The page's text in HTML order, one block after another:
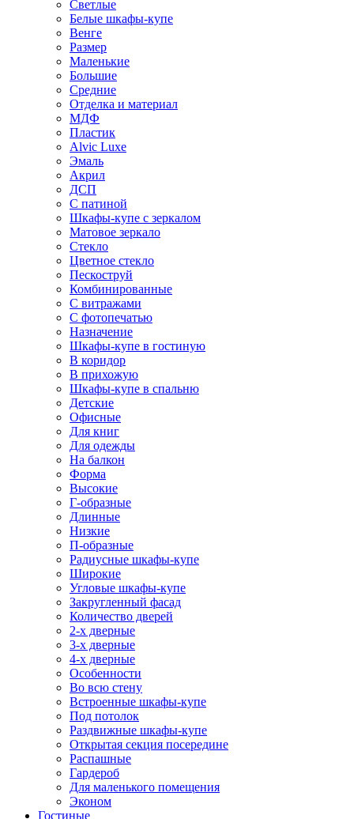
Светлые
Белые шкафы-купе
Венге
Размер
Маленькие
Большие
Средние
Отделка и материал
МДФ
Пластик
Alvic Luxe
Эмаль
Акрил
ДСП
С патиной
Шкафы-купе с зеркалом
Матовое зеркало
Стекло
Цветное стекло
Пескоструй
Комбинированные
С витражами
С фотопечатью
Назначение
Шкафы-купе в гостиную
В коридор
В прихожую
Шкафы-купе в спальню
Детские
Офисные
Для книг
Для одежды
На балкон
Форма
Высокие
Г-образные
Длинные
Низкие
П-образные
Радиусные шкафы-купе
Широкие
Угловые шкафы-купе
Закругленный фасад
Количество дверей
2-х дверные
3-х дверные
4-х дверные
Особенности
Во всю стену
Встроенные шкафы-купе
Под потолок
Раздвижные шкафы-купе
Открытая секция посередине
Распашные
Гардероб
Для маленького помещения
Эконом
Гостиные